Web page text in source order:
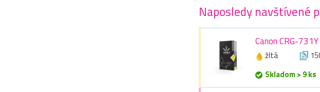
Naposledy navštívené
Canon CRG-
žltá
Skladom > 9 ks